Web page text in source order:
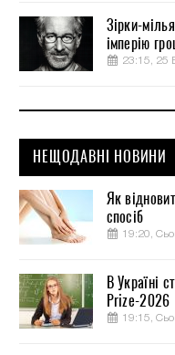
Зірки-
імперію
23:15, 25
НЕЩОДАВНІ НОВИНИ
Як
спосіб
19:20,
В Україні
Prize-2026
19:15,